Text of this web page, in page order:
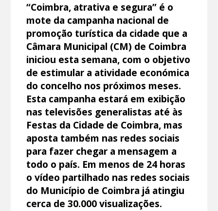
“Coimbra, atrativa e segura” é o
mote da campanha nacional de
promoção turística da cidade que a
Câmara Municipal (CM) de Coimbra
iniciou esta semana, com o objetivo
de estimular a atividade económica
do concelho nos próximos meses.
Esta campanha estará em exibição
nas televisões generalistas até às
Festas da Cidade de Coimbra, mas
aposta também nas redes sociais
para fazer chegar a mensagem a
todo o país. Em menos de 24 horas
o vídeo partilhado nas redes sociais
do Município de Coimbra já atingiu
cerca de 30.000 visualizações.